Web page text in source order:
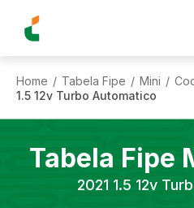
Home / Tabela Fipe / Mini /
1.5 12v Turbo Automatico
Tabela Fipe
2021 1.5 12v